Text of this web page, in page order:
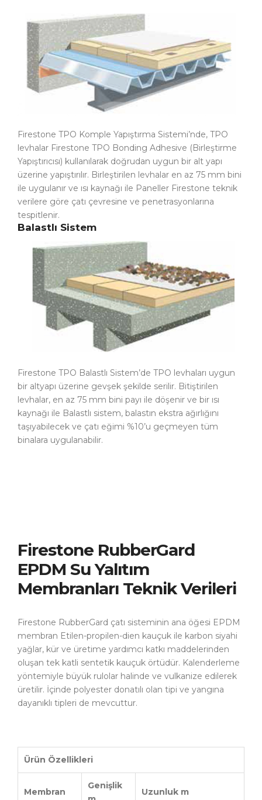
Firestone TPO Komple Yapıştırma Sistemi’nde, TPO
levhalar Firestone TPO Bonding Adhesive (Birleştirme
Yapıştırıcısı) kullanılarak doğrudan uygun bir alt yapı
üzerine yapıştırılır. Birleştirilen levhalar en az 75 mm bini
ile uygulanır ve ısı kaynağı ile Paneller Firestone teknik
verilere göre çatı çevresine ve penetrasyonlarına
tespitlenir.
Balastlı Sistem
Firestone TPO Balastlı Sistem’de TPO levhaları uygun
bir altyapı üzerine gevşek şekilde serilir. Bitiştirilen
levhalar, en az 75 mm bini payı ile döşenir ve bir ısı
kaynağı ile Balastlı sistem, balastın ekstra ağırlığını
taşıyabilecek ve çatı eğimi %10’u geçmeyen tüm
binalara uygulanabilir.
Firestone RubberGard
EPDM Su Yalıtım
Membranları Teknik Verileri
Firestone RubberGard çatı sisteminin ana öğesi EPDM
membran Etilen-propilen-dien kauçuk ile karbon siyahi
yağlar, kür ve üretime yardımcı katkı maddelerinden
oluşan tek katli sentetik kauçuk örtüdür. Kalenderleme
yöntemiyle büyük rulolar halinde ve vulkanize edilerek
üretilir. İçinde polyester donatılı olan tipi ve yangına
dayanıklı tipleri de mevcuttur.
Ürün Özellikleri
Membran
Genişlik
Uzunluk m